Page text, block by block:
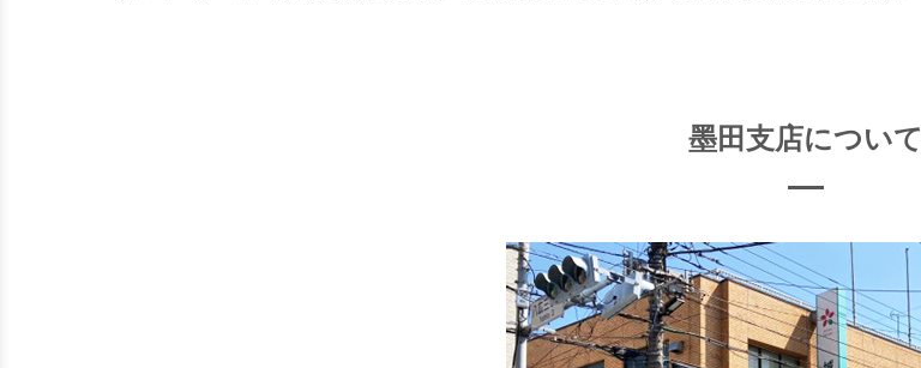
墨田支店について